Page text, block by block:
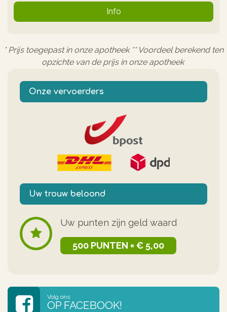
Info
* Prijs toegepast in onze apotheek ** Voordeel berekend ten
opzichte van de prijs in onze apotheek
Onze vervoerders
Uw trouw beloond
Uw punten zijn geld waard
500 PUNTEN = € 5,00
Volg ons
OP FACEBOOK!